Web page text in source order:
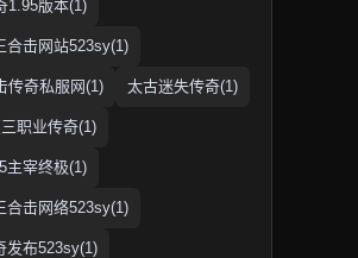
1.95版本(1)
合击网站523sy(1)
传奇私服网(1) 太古迷失传奇(1)
职业传奇(1)
主宰终极(1)
合击网络523sy(1)
发布523sy(1)